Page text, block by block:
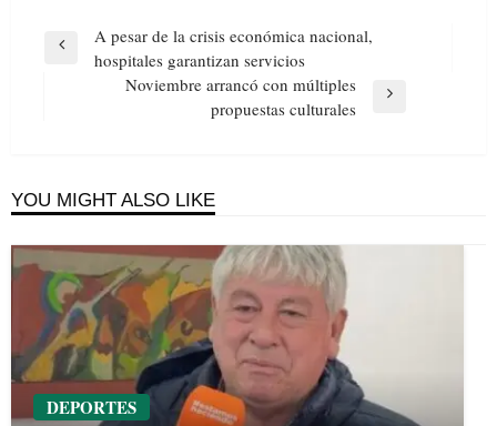
Navegación
Previous
A pesar de la crisis económica nacional,
hospitales garantizan servicios
Noviembre arrancó con múltiples
propuestas culturales
YOU MIGHT ALSO LIKE
DEPORTES